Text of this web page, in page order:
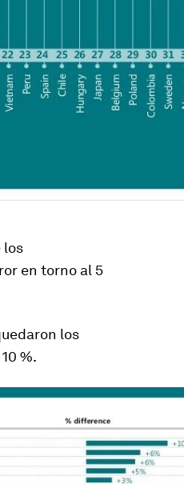
los
en torno al 5
los
%.